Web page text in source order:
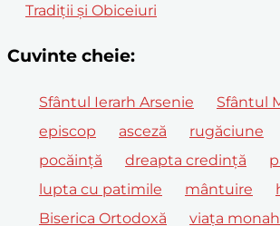
Tradiții și Obiceiuri
Cuvinte cheie:
Sfântul Ierarh Arsenie
Sfântul
episcop
asceză rugăciune
pocăință
dreapta credință
lupta cu patimile
mântuire
Biserica Ortodoxă
viața